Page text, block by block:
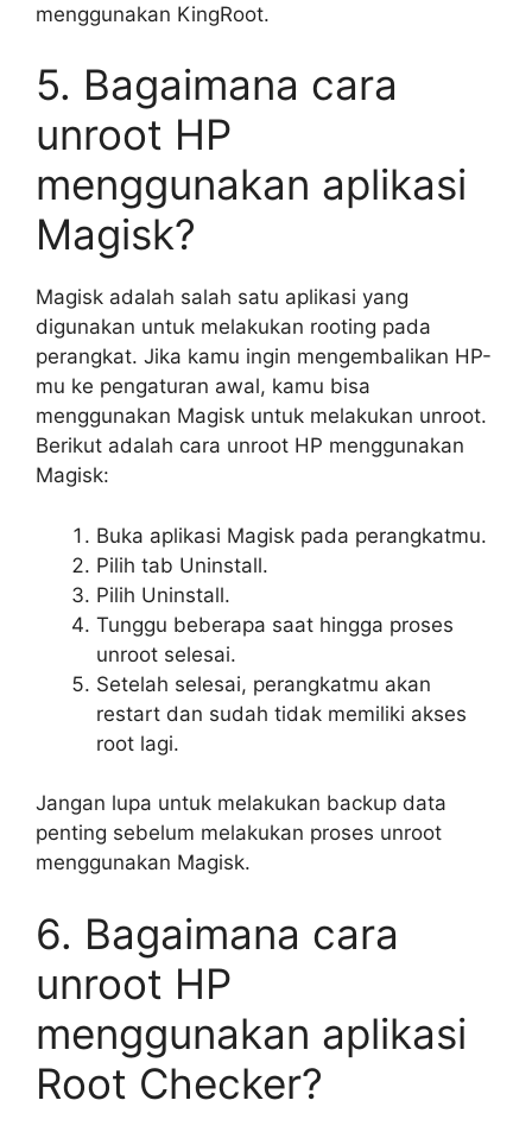
menggunakan KingRoot.
5. Bagaimana cara
unroot HP
menggunakan aplikasi
Magisk?
Magisk adalah salah satu aplikasi yang
digunakan untuk melakukan rooting pada
perangkat. Jika kamu ingin mengembalikan HP-
mu ke pengaturan awal, kamu bisa
menggunakan Magisk untuk melakukan unroot.
Berikut adalah cara unroot HP menggunakan
Magisk:
Buka aplikasi Magisk pada perangkatmu.
Pilih tab Uninstall.
Pilih Uninstall.
Tunggu beberapa saat hingga proses
unroot selesai.
Setelah selesai, perangkatmu akan
restart dan sudah tidak memiliki akses
root lagi.
Jangan lupa untuk melakukan backup data
penting sebelum melakukan proses unroot
menggunakan Magisk.
6. Bagaimana cara
unroot HP
menggunakan aplikasi
Root Checker?